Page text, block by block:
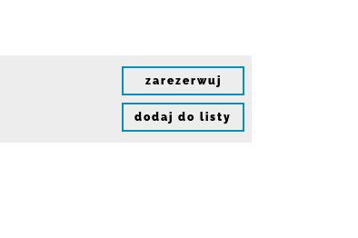
zarezerwuj
dodaj do listy